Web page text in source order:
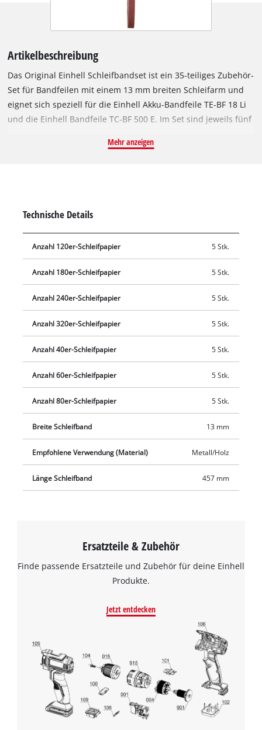
Artikelbeschreibung
Das Original Einhell Schleifbandset ist ein 35-teiliges Zubehör-
Set für Bandfeilen mit einem 13 mm breiten Schleifarm und
eignet sich speziell für die Einhell Akku-Bandfeile TE-BF 18 Li
und die Einhell Bandfeile TC-BF 500 E. Im Set sind jeweils fünf
und 320 enthalten. Abgenutzte Schleifbänder können einfach
Mehr anzeigen
Technische Details
Anzahl 120er-Schleifpapier 5 Stk.
Anzahl 180er-Schleifpapier 5 Stk.
Anzahl 240er-Schleifpapier 5 Stk.
Anzahl 320er-Schleifpapier 5 Stk.
Anzahl 40er-Schleifpapier 5 Stk.
Anzahl 60er-Schleifpapier 5 Stk.
Anzahl 80er-Schleifpapier 5 Stk.
Breite Schleifband 13 mm
Empfohlene Verwendung (Material) Metall/Holz
Länge Schleifband 457 mm
Ersatzteile & Zubehör
Finde passende Ersatzteile und Zubehör für deine Einhell
Produkte.
Jetzt entdecken